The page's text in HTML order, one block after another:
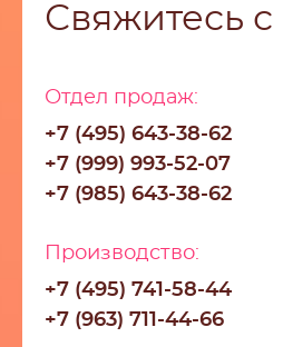
Свяжитесь
Отдел продаж:
+7 (495) 643-38-62
+7 (999) 993-52-07
+7 (985) 643-38-62
Производство:
+7 (495) 741-58-44
+7 (963) 711-44-66